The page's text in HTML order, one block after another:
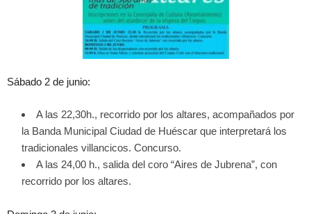
Sábado 2 de junio:
A las 22,30h., recorrido por los altares, acompañados por
la Banda Municipal Ciudad de Huéscar que interpretará los
tradicionales villancicos. Concurso.
A las 24,00 h., salida del coro “Aires de Jubrena”, con
recorrido por los altares.